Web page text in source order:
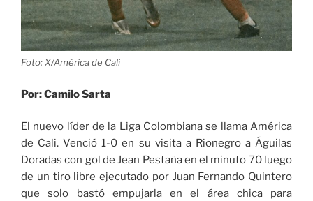
Foto: X/América de Cali
Por: Camilo Sarta
El nuevo líder de la Liga Colombiana se llama América
de Cali. Venció 1-0 en su visita a Rionegro a Águilas
Doradas con gol de Jean Pestaña en el minuto 70 luego
de un tiro libre ejecutado por Juan Fernando Quintero
que solo bastó empujarla en el área chica para